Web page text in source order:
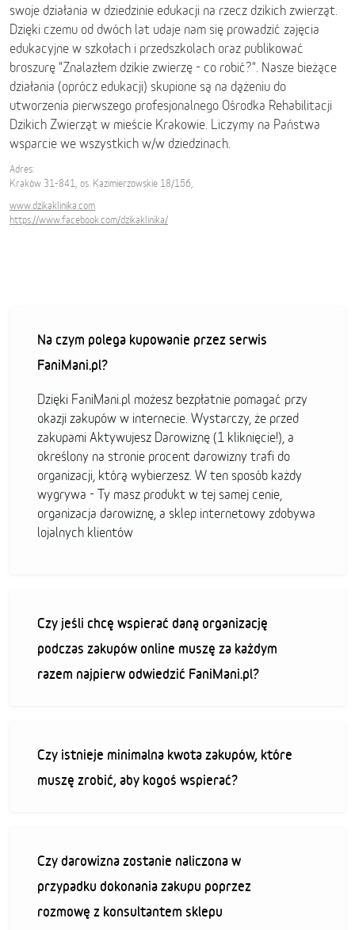
swoje działania w dziedzinie edukacji na rzecz dzikich zwierząt.
Dzięki czemu od dwóch lat udaje nam się prowadzić zajęcia
edukacyjne w szkołach i przedszkolach oraz publikować
broszurę "Znalazłem dzikie zwierzę - co robić?". Nasze bieżące
działania (oprócz edukacji) skupione są na dążeniu do
utworzenia pierwszego profesjonalnego Ośrodka Rehabilitacji
Dzikich Zwierząt w mieście Krakowie. Liczymy na Państwa
wsparcie we wszystkich w/w dziedzinach.
Adres:
Kraków 31-841, os. Kazimierzowskie 18/156,
www.dzikaklinika.com
https://www.facebook.com/dzikaklinika/
Na czym polega kupowanie przez serwis
FaniMani.pl?
Dzięki FaniMani.pl możesz bezpłatnie pomagać przy
okazji zakupów w internecie. Wystarczy, że przed
zakupami Aktywujesz Darowiznę (1 kliknięcie!), a
określony na stronie procent darowizny trafi do
organizacji, którą wybierzesz. W ten sposób każdy
wygrywa - Ty masz produkt w tej samej cenie,
organizacja darowiznę, a sklep internetowy zdobywa
lojalnych klientów
Czy jeśli chcę wspierać daną organizację
podczas zakupów online muszę za każdym
razem najpierw odwiedzić FaniMani.pl?
Czy istnieje minimalna kwota zakupów, które
muszę zrobić, aby kogoś wspierać?
Czy darowizna zostanie naliczona w
przypadku dokonania zakupu poprzez
rozmowę z konsultantem sklepu